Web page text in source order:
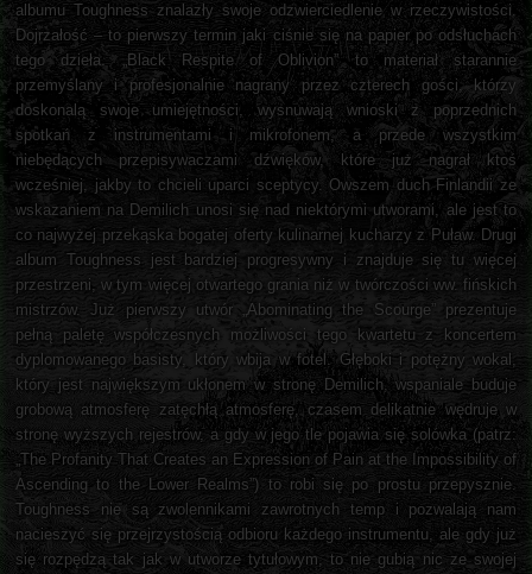
albumu Toughness znalazły swoje odzwierciedlenie w rzeczywistości.
Dojrzałość – to pierwszy termin jaki ciśnie się na papier po odsłuchach
tego dzieła. „Black Respite of Oblivion” to materiał starannie
przemyślany i profesjonalnie nagrany przez czterech gości, którzy
doskonalą swoje umiejętności, wysnuwają wnioski z poprzednich
spotkań z instrumentami i mikrofonem, a przede wszystkim
niebędących przepisywaczami dźwięków, które już nagrał ktoś
wcześniej, jakby to chcieli uparci sceptycy. Owszem duch Finlandii ze
wskazaniem na Demilich unosi się nad niektórymi utworami, ale jest to
co najwyżej przekąska bogatej oferty kulinarnej kucharzy z Puław. Drugi
album Toughness jest bardziej progresywny i znajduje się tu więcej
przestrzeni, w tym więcej otwartego grania niż w twórczości ww. fińskich
mistrzów. Już pierwszy utwór „Abominating the Scourge” prezentuje
pełną paletę współczesnych możliwości tego kwartetu z koncertem
dyplomowanego basisty, który wbija w fotel. Głęboki i potężny wokal,
który jest największym ukłonem w stronę Demilich, wspaniale buduje
grobową atmosferę zatęchłą atmosferę, czasem delikatnie wędruje w
stronę wyższych rejestrów, a gdy w jego tle pojawia się solówka (patrz:
„The Profanity That Creates an Expression of Pain at the Impossibility of
Ascending to the Lower Realms”) to robi się po prostu przepysznie.
Toughness nie są zwolennikami zawrotnych temp i pozwalają nam
nacieszyć się przejrzystością odbioru każdego instrumentu, ale gdy już
się rozpędzą tak jak w utworze tytułowym, to nie gubią nic ze swojej